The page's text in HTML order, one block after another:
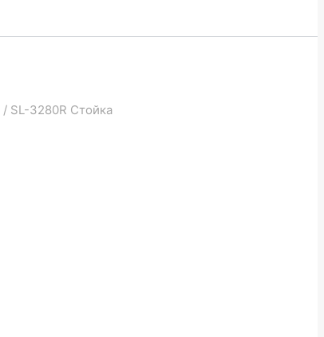
/ SL-3280R Стойка